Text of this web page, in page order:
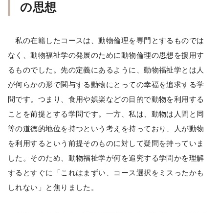
の思想
私の在籍したコースは、動物倫理を専門とするものでは
なく、動物福祉学の発展のために動物倫理の思想を援用す
るものでした。先の定義にあるように、動物福祉学とは人
が何らかの形で関与する動物にとっての幸福を追求する学
問です。つまり、食用や娯楽などの目的で動物を利用する
ことを前提とする学問です。一方、私は、動物は人間と同
等の道徳的地位を持つという考えを持っており、人が動物
を利用するという前提そのものに対して疑問を持っていま
した。そのため、動物福祉学が何を追究する学問かを理解
するとすぐに「これはまずい、コース選択をミスったかも
しれない」と焦りました。